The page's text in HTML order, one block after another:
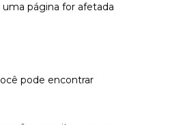
página for afetada
pode encontrar